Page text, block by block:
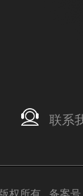
联系
权所有 备案